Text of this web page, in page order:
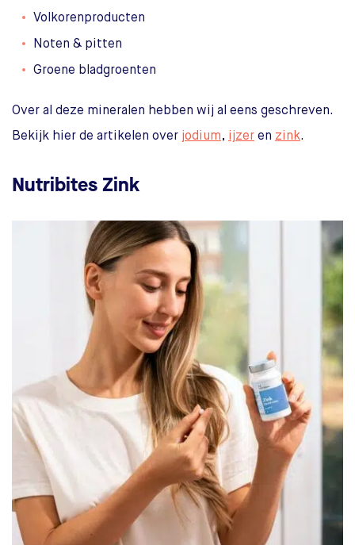
Volkorenproducten
Noten & pitten
Groene bladgroenten
Over al deze mineralen hebben wij al eens geschreven.
Bekijk hier de artikelen over jodium, ijzer en zink.
Nutribites Zink